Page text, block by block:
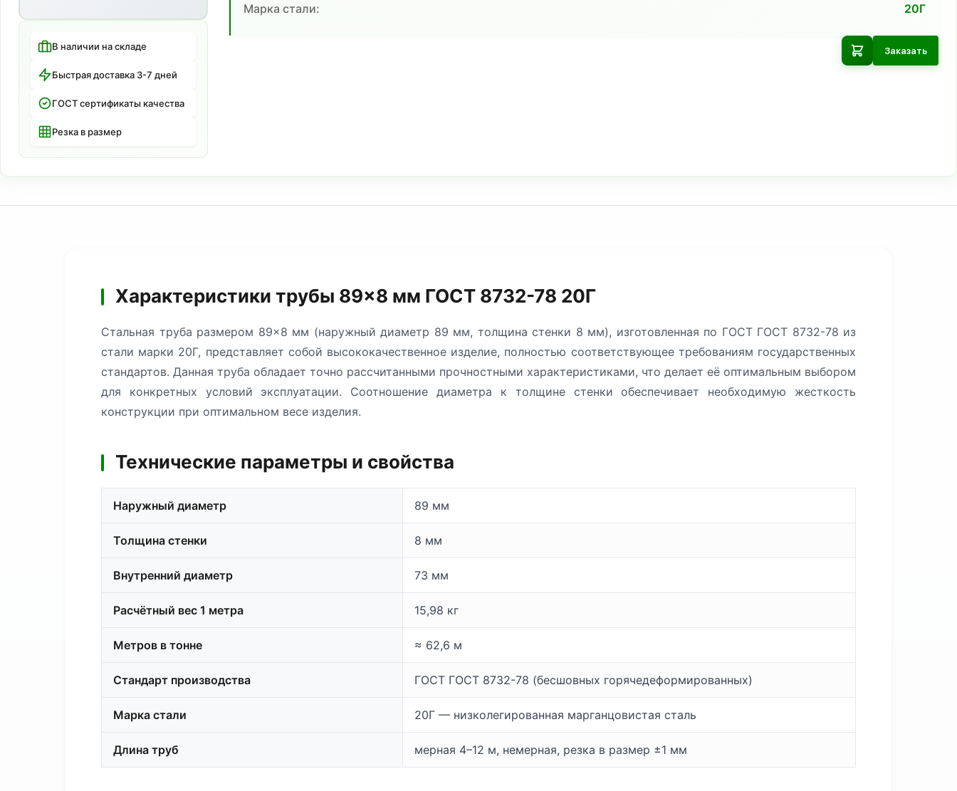
В наличии на складе
Быстрая доставка 3-7 дней
ГОСТ сертификаты качества
Резка в размер
Марка стали: 20Г
Заказать
Характеристики трубы 89×8 мм ГОСТ 8732-78 20Г
Стальная труба размером 89×8 мм (наружный диаметр 89 мм, толщина стенки 8 мм), изготовленная по ГОСТ ГОСТ 8732-78 из
стали марки 20Г, представляет собой высококачественное изделие, полностью соответствующее требованиям государственных
стандартов. Данная труба обладает точно рассчитанными прочностными характеристиками, что делает её оптимальным выбором
для конкретных условий эксплуатации. Соотношение диаметра к толщине стенки обеспечивает необходимую жесткость
конструкции при оптимальном весе изделия.
Технические параметры и свойства
Наружный диаметр 89 мм
Толщина стенки 8 мм
Внутренний диаметр 73 мм
Расчётный вес 1 метра 15,98 кг
Метров в тонне ≈ 62,6 м
Стандарт производства ГОСТ ГОСТ 8732-78 (бесшовных горячедеформированных)
Марка стали 20Г — низколегированная марганцовистая сталь
Длина труб мерная 4–12 м, немерная, резка в размер ±1 мм